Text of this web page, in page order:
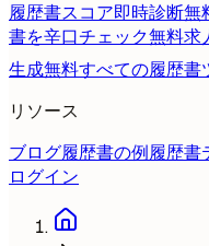
履歴書スコア即時診断無
書を辛口チェック無料求
生成無料すべての履歴書
リソース
ブログ履歴書の例履歴書
ログイン